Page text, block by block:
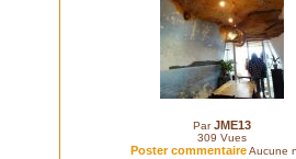
ParJME13
309 Vues
Poster commentaireAucune